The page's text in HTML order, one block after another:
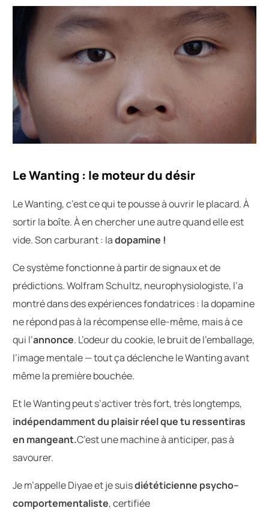
Le Wanting : le moteur du désir
Le Wanting, c’est ce qui te pousse à ouvrir le placard. À
sortir la boîte. À en chercher une autre quand elle est
vide. Son carburant : ladopamine !
Ce système fonctionne à partir de signaux et de
prédictions. Wolfram Schultz, neurophysiologiste, l’a
montré dans des expériences fondatrices : la dopamine
ne répond pas à la récompense elle-même, mais à ce
qui l’annonce. L’odeur du cookie, le bruit de l’emballage,
l’image mentale — tout ça déclenche le Wanting avant
même la première bouchée.
Et le Wanting peut s’activer très fort, très longtemps,
indépendamment du plaisir réel que tu ressentiras
en mangeant.C’est une machine à anticiper, pas à
savourer.
Je m’appelle Diyae et je suisdiététicienne psycho–
comportementaliste, certifiée